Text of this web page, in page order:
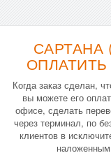
САРТАНА
Когда заказ сделан,
вы можете его
офисе, сделать
через терминал, по
клиентов в
наложенным